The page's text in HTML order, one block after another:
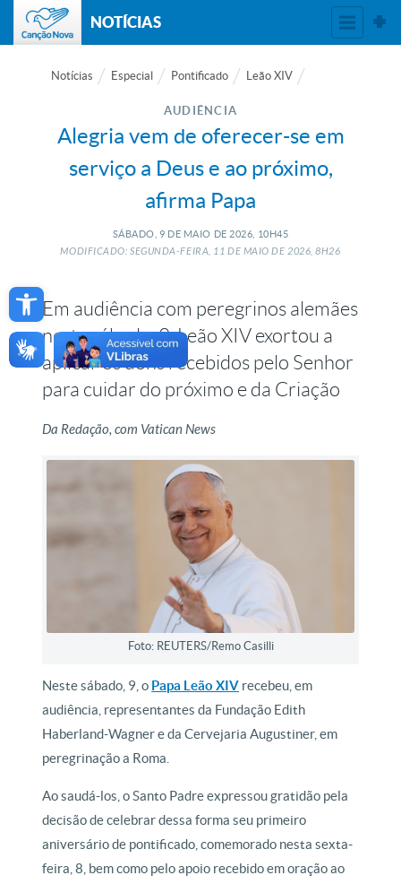
Open toolbar
NOTÍCIAS
Notícias Especial Pontificado Leão XIV
AUDIÊNCIA
Alegria vem de oferecer-se em
serviço a Deus e ao próximo,
afirma Papa
SÁBADO, 9 DE MAIO DE 2026, 10H45
MODIFICADO: SEGUNDA-FEIRA, 11 DE MAIO DE2026, 8H26
Em audiência com peregrinos alemães
neste sábado, 9, Leão XIV exortou a
aplicar os dons recebidos pelo Senhor
para cuidar do próximo e da Criação
Da Redação, com Vatican News
Foto: REUTERS/Remo Casilli
Neste sábado, 9, o Papa Leão XIV recebeu, em
audiência, representantes da Fundação Edith
Haberland-Wagner e da Cervejaria Augustiner, em
peregrinação a Roma.
Ao saudá-los, o Santo Padre expressou gratidão pela
decisão de celebrar dessa forma seu primeiro
aniversário de pontificado, comemorado nesta sexta-
feira, 8, bem como pelo apoio recebido em oração ao